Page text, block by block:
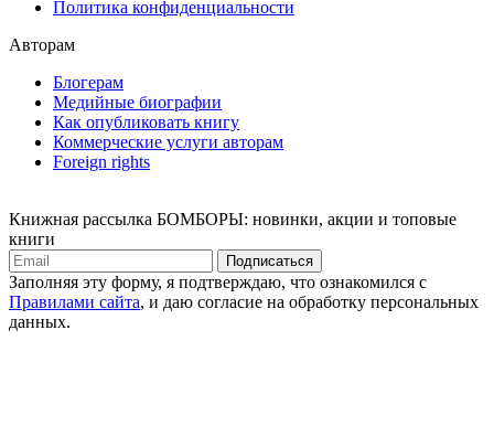
Политика конфиденциальности
Авторам
Блогерам
Медийные биографии
Как опубликовать книгу
Коммерческие услуги авторам
Foreign rights
Книжная рассылка БОМБОРЫ: новинки, акции и топовые
книги
Подписаться
Заполняя эту форму, я подтверждаю, что ознакомился с
Правилами сайта, и даю согласие на обработку персональных
данных.